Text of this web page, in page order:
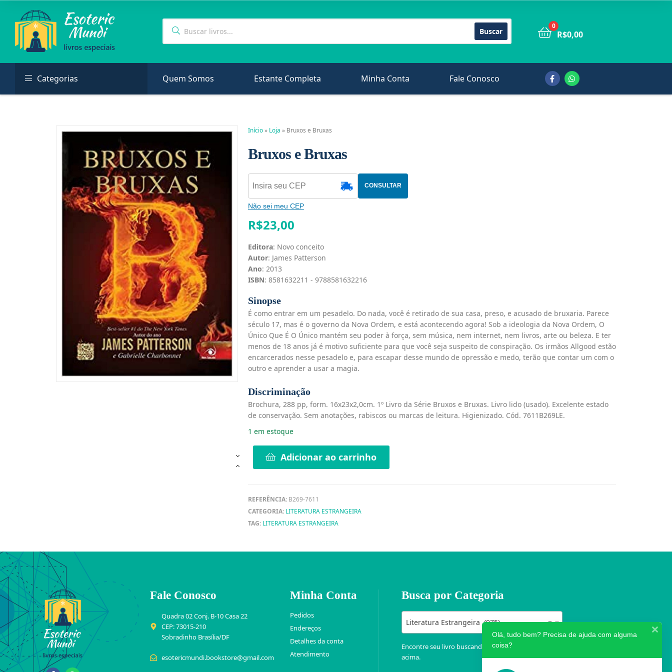
Buscar
0
R$0,00
Categorias Quem Somos Estante Completa Minha Conta Fale Conosco
Início» Loja » Bruxos e Bruxas
Bruxos e Bruxas
CONSULTAR
Não sei meu CEP
R$23,00
Editora: Novo conceito
Autor: James Patterson
Ano: 2013
ISBN: 8581632211 - 9788581632216
Sinopse
É como entrar em um pesadelo. Do nada, você é retirado de sua casa, preso, e acusado de bruxaria. Parece
século 17, mas é o governo da Nova Ordem, e está acontecendo agora! Sob a ideologia da Nova Ordem, O
Único Que É O Único mantém seu poder à força, sem música, nem internet, nem livros, arte ou beleza. E ter
menos de 18 anos já é motivo suficiente para que você seja suspeito de conspiração. Os irmãos Allgood estão
encarcerados nesse pesadelo e, para escapar desse mundo de opressão e medo, terão que contar um com o
outro e aprender a usar a magia.
Discriminação
Brochura, 288 pp, form. 16x23x2,0cm. 1º Livro da Série Bruxos e Bruxas. Livro lido (usado). Excelente estado
de conservação. Sem anotações, rabiscos ou marcas de leitura. Higienizado. Cód. 7611B269LE.
1 em estoque
Adicionar ao carrinho
REFERÊNCIA: B269-7611
CATEGORIA: LITERATURA ESTRANGEIRA
TAG: LITERATURA ESTRANGEIRA
Fale Conosco
Quadra 02 Conj. B-10 Casa 22
CEP: 73015-210
Sobradinho Brasília/DF
esotericmundi.bookstore@gmail.com
Minha Conta
Pedidos
Endereços
Detalhes da conta
Atendimento
Busca por Categoria
×
Literatura Estrangeira (975)
Encontre seu livro buscando por categorias clicando
acima.
Olá, tudo bem? Precisa de ajuda com alguma
coisa?